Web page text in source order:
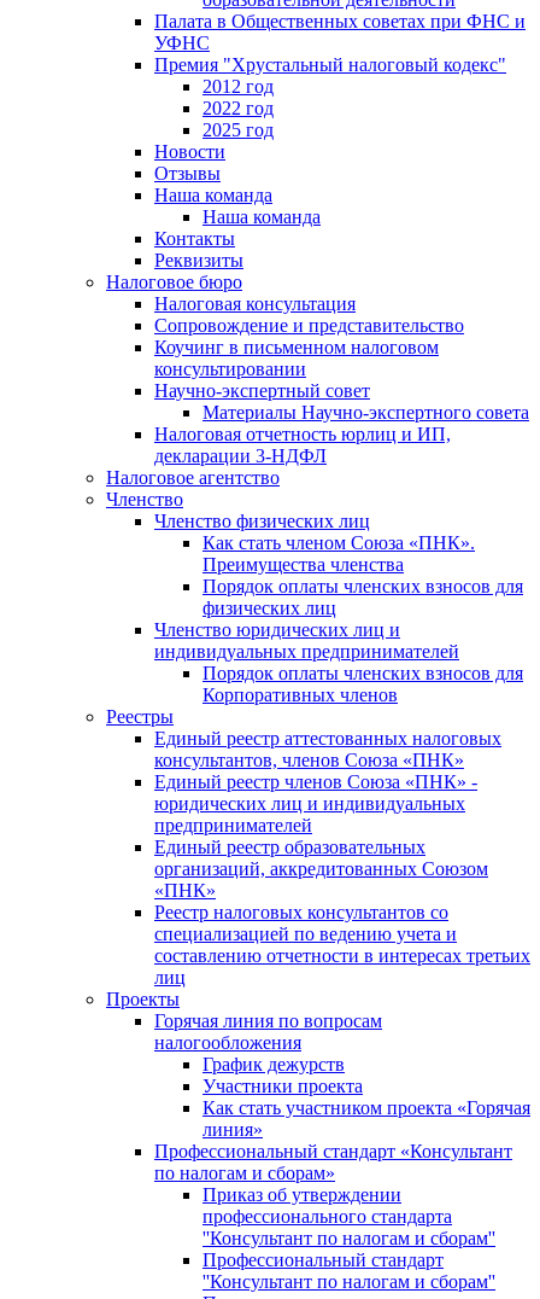
Палата в Общественных советах при ФНС и
УФНС
Премия "Хрустальный налоговый кодекс"
2012 год
2022 год
2025 год
Новости
Отзывы
Наша команда
Наша команда
Контакты
Реквизиты
Налоговое бюро
Налоговая консультация
Cопровождение и представительство
Коучинг в письменном налоговом
консультировании
Научно-экспертный совет
Материалы Научно-экспертного совета
Налоговая отчетность юрлиц и ИП,
декларации 3-НДФЛ
Налоговое агентство
Членство
Членство физических лиц
Как стать членом Союза «ПНК».
Преимущества членства
Порядок оплаты членских взносов для
физических лиц
Членство юридических лиц и
индивидуальных предпринимателей
Порядок оплаты членских взносов для
Корпоративных членов
Реестры
Единый реестр аттестованных налоговых
консультантов, членов Союза «ПНК»
Единый реестр членов Союза «ПНК» -
юридических лиц и индивидуальных
предпринимателей
Единый реестр образовательных
организаций, аккредитованных Союзом
«ПНК»
Реестр налоговых консультантов со
специализацией по ведению учета и
составлению отчетности в интересах третьих
лиц
Проекты
Горячая линия по вопросам
налогообложения
График дежурств
Участники проекта
Как стать участником проекта «Горячая
линия»
Профессиональный стандарт «Консультант
по налогам и сборам»
Приказ об утверждении
профессионального стандарта
''Консультант по налогам и сборам''
Профессиональный стандарт
''Консультант по налогам и сборам''